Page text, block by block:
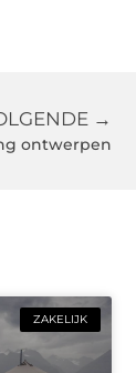
→
ontwerpen
ZAKELIJK